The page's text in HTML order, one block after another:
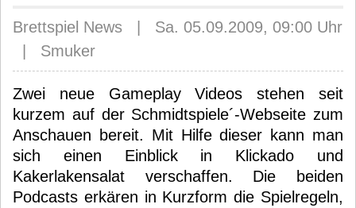
Brettspiel News | Sa. 05.09.2009, 09:00 Uhr
| Smuker
Zwei neue Gameplay Videos stehen seit
kurzem auf der Schmidtspiele´-Webseite zum
Anschauen bereit. Mit Hilfe dieser kann man
sich einen Einblick in Klickado und
Kakerlakensalat verschaffen. Die beiden
Podcasts erkären in Kurzform die Spielregeln,